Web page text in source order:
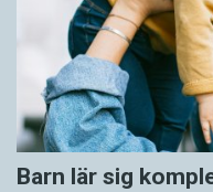
Barn lär sig